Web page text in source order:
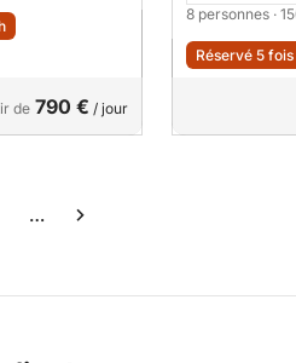
de 790 € / jour
8 personnes ·
Réservé 5
…